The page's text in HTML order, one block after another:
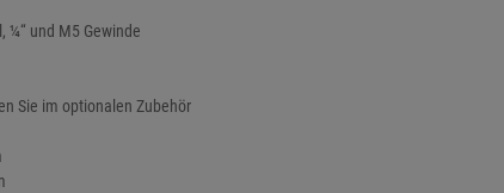
¼“ und M5 Gewinde
Sie im optionalen Zubehör